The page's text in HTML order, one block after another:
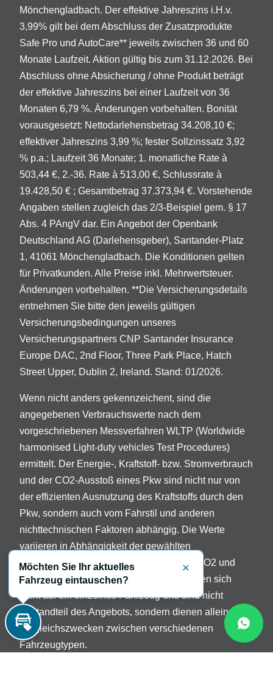
Mönchengladbach. Der effektive Jahreszins i.H.v.
3,99% gilt bei dem Abschluss der Zusatzprodukte
Safe Pro und AutoCare** jeweils zwischen 36 und 60
Monate Laufzeit. Aktion gültig bis zum 31.12.2026. Bei
Abschluss ohne Absicherung / ohne Produkt beträgt
der effektive Jahreszins bei einer Laufzeit von 36
Monaten 6,79 %. Änderungen vorbehalten. Bonität
vorausgesetzt: Nettodarlehensbetrag 34.208,10 €;
effektiver Jahreszins 3,99 %; fester Sollzinssatz 3,92
% p.a.; Laufzeit 36 Monate; 1. monatliche Rate à
503,44 €, 2.-36. Rate à 513,00 €, Schlussrate à
19.428,50 € ; Gesamtbetrag 37.373,94 €. Vorstehende
Angaben stellen zugleich das 2/3-Beispiel gem. § 17
Abs. 4 PAngV dar. Ein Angebot der Openbank
Deutschland AG (Darlehensgeber), Santander-Platz
1, 41061 Mönchengladbach. Die Konditionen gelten
für Privatkunden. Alle Preise inkl. Mehrwertsteuer.
Änderungen vorbehalten. **Die Versicherungsdetails
entnehmen Sie bitte den jeweils gültigen
Versicherungsbedingungen unseres
Versicherungspartners CNP Santander Insurance
Europe DAC, 2nd Floor, Three Park Place, Hatch
Street Upper, Dublin 2, Ireland. Stand: 01/2026.
Wenn nicht anders gekennzeichent, sind die
angegebenen Verbrauchswerte nach dem
vorgeschriebenen Messverfahren WLTP (Worldwide
harmonised Light-duty vehicles Test Procedures)
ermittelt. Der Energie-, Kraftstoff- bzw. Stromverbrauch
und der CO2-Ausstoß eines Pkw sind nicht nur von
der effizienten Ausnutzung des Kraftstoffs durch den
Pkw, sondern auch vom Fahrstil und anderen
nichttechnischen Faktoren abhängig. Die Werte
variieren in Abhängigkeit der gewählten
Sonderausstattungen. Beschreibung der CO2 und
Verbrauchsangaben: Die Angaben beziehen sich
nicht auf ein einzelnes Fahrzeug und sind nicht
Bestandteil des Angebots, sondern dienen allein
Vergleichszwecken zwischen verschiedenen
Fahrzeugtypen.
Inzahlungnahme
Möchten Sie Ihr aktuelles
Fahrzeug eintauschen?
Schließen